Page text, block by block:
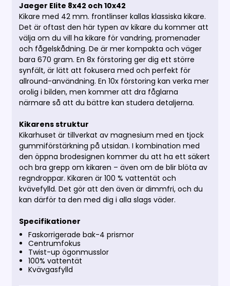
Jaeger Elite 8x42 och 10x42
Kikare med 42 mm. frontlinser kallas klassiska kikare.
Det är oftast den här typen av kikare du kommer att
välja om du vill ha kikare för vandring, promenader
och fågelskådning. De är mer kompakta och väger
bara 670 gram. En 8x förstoring ger dig ett större
synfält, är lätt att fokusera med och perfekt för
allround-användning. En 10x förstoring kan verka mer
orolig i bilden, men kommer att dra fåglarna
närmare så att du bättre kan studera detaljerna.
Kikarens struktur
Kikarhuset är tillverkat av magnesium med en tjock
gummiförstärkning på utsidan. I kombination med
den öppna brodesignen kommer du att ha ett säkert
och bra grepp om kikaren – även om de blir blöta av
regndroppar. Kikaren är 100 % vattentät och
kvävefylld. Det gör att den även är dimmfri, och du
kan därför ta den med dig i alla slags väder.
Specifikationer
Faskorrigerade bak-4 prismor
Centrumfokus
Twist-up ögonmusslor
100% vattentät
Kvävgasfylld